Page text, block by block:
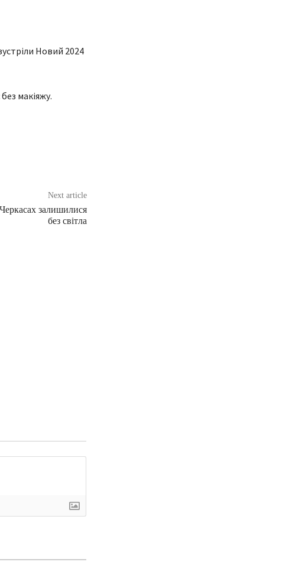
Новий 2024
макіяжу.
Next article
залишилися
без світла